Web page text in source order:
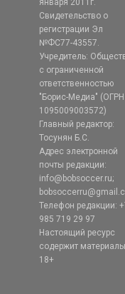
января 2011г.
Свидетельство о
регистрации Эл
№ФС77-43557.
Учредитель:
с ограниченной
ответственностью
"Борис-Медиа" (ОГРН
1095009003572)
Главный редактор:
Тосунян Б.С.
Адрес электронной
почты редакции:
info@bobsoccer.ru;
Телефон редакции:
985 719 29 97
Настоящий ресурс
содержит
18+